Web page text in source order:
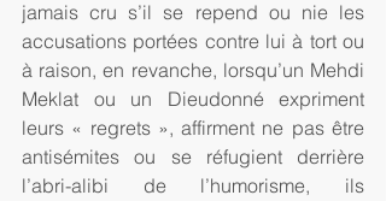
jamais cru s’il se repend ou nie les
accusations portées contre lui à tort ou
à raison, en revanche, lorsqu’un Mehdi
Meklat ou un Dieudonné expriment
leurs « regrets », affirment ne pas être
antisémites ou se réfugient derrière
l’abri-alibi de l’humorisme, ils